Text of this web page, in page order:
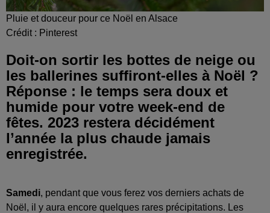
Pluie et douceur pour ce Noël en Alsace
Crédit : Pinterest
Doit-on sortir les bottes de neige ou
les ballerines suffiront-elles à Noël ?
Réponse : le temps sera doux et
humide pour votre week-end de
fêtes. 2023 restera décidément
l’année la plus chaude jamais
enregistrée.
Samedi, pendant que vous ferez vos derniers achats de
Noël, il y aura encore quelques rares précipitations. Les